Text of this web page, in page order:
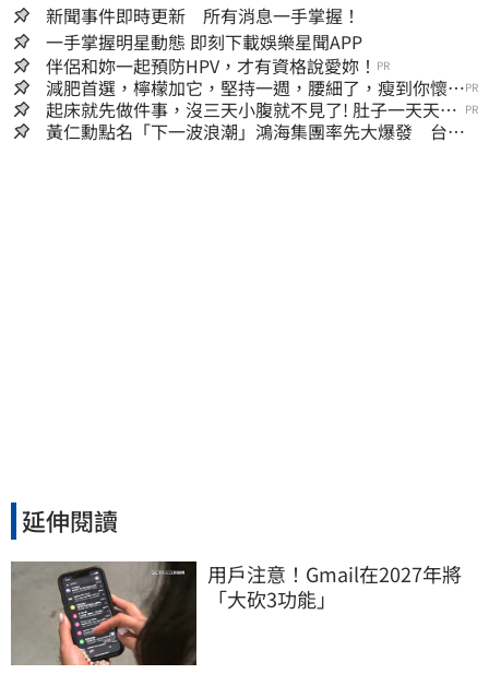
新聞事件即時更新 所有消息一手掌握！
一手掌握明星動態 即刻下載娛樂星聞APP
伴侶和妳一起預防HPV，才有資格說愛妳！ PR
減肥首選，檸檬加它，堅持一週，腰細了，瘦到你懷疑
人生
PR
起床就先做件事，沒三天小腹就不見了! 肚子一天天變
小！
PR
黃仁勳點名「下一波浪潮」鴻海集團率先大爆發 台股
延伸閱讀
用戶注意！Gmail在2027年將
「大砍3功能」